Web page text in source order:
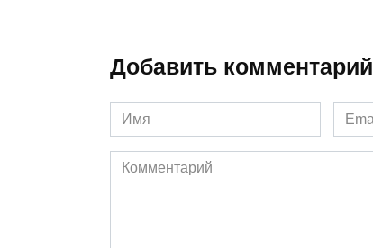
Добавить комментарий
Имя
*
Email
*
Комментарий